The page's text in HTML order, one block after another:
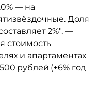
— на
Доля
2%", —
стоимость
и апартаментах
рублей (+6% год